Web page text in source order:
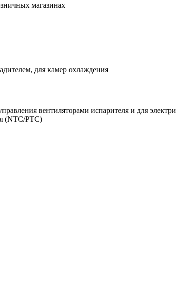
магазинах
для камер охлаждения
вентиляторами испарителя и для
(NTC/PTC)